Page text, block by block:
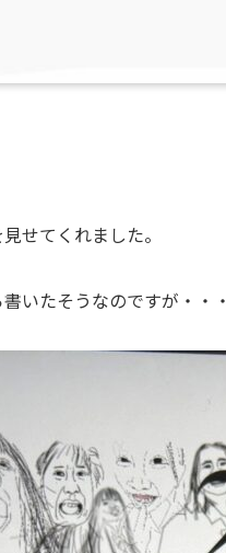
せてくれました。
いたそうなのですが・・・